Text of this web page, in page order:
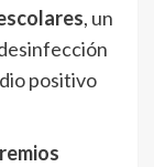
, un
positivo